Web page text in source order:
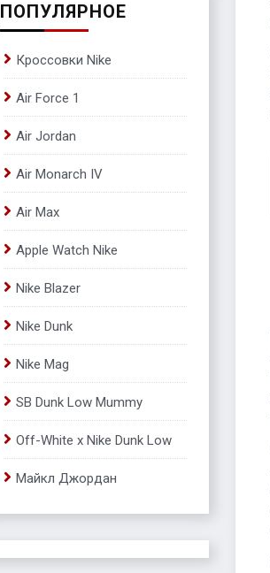
ПОПУЛЯРНОЕ
Кроссовки Nike
Air Force 1
Air Jordan
Air Monarch IV
Air Max
Apple Watch Nike
Nike Blazer
Nike Dunk
Nike Mag
SB Dunk Low Mummy
Off-White x Nike Dunk Low
Майкл Джордан